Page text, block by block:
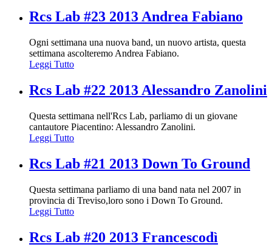
Rcs Lab #23 2013 Andrea Fabiano
Ogni settimana una nuova band, un nuovo artista, questa
settimana ascolteremo Andrea Fabiano.
Leggi Tutto
Rcs Lab #22 2013 Alessandro Zanolini
Questa settimana nell'Rcs Lab, parliamo di un giovane
cantautore Piacentino: Alessandro Zanolini.
Leggi Tutto
Rcs Lab #21 2013 Down To Ground
Questa settimana parliamo di una band nata nel 2007 in
provincia di Treviso,loro sono i Down To Ground.
Leggi Tutto
Rcs Lab #20 2013 Francescodì